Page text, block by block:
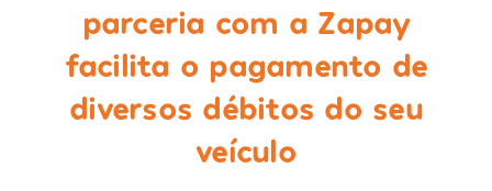
parceria com a Zapay
facilita o pagamento de
diversos débitos do seu
veículo